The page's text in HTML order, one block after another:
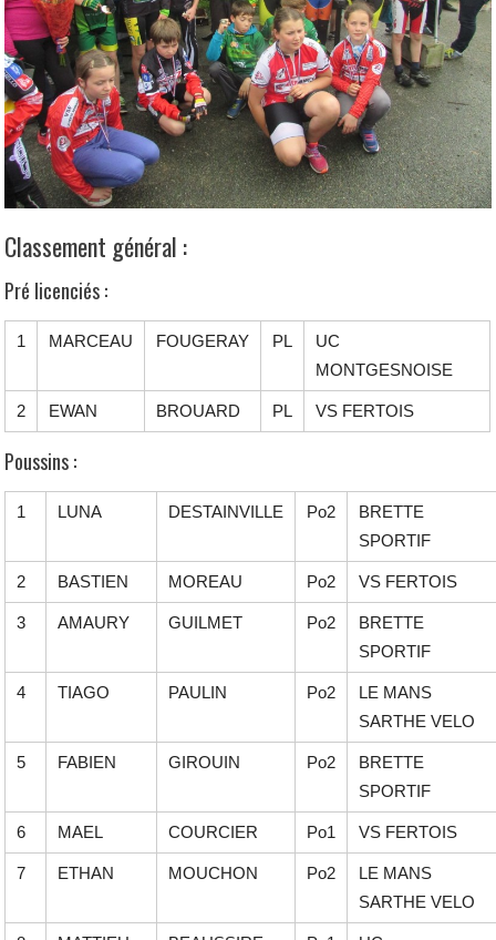
Classement général :
Pré licenciés :
1 MARCEAU FOUGERAY PL
UC
MONTGESNOISE
2 EWAN BROUARD PL VS FERTOIS
Poussins :
1 LUNA DESTAINVILLE Po2
BRETTE
SPORTIF
2 BASTIEN MOREAU Po2 VS FERTOIS
3 AMAURY GUILMET Po2
BRETTE
SPORTIF
4 TIAGO PAULIN Po2
LE MANS
SARTHE VELO
5 FABIEN GIROUIN Po2
BRETTE
SPORTIF
6 MAEL COURCIER Po1 VS FERTOIS
7 ETHAN MOUCHON Po2
LE MANS
SARTHE VELO